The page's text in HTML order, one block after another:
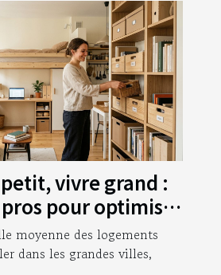
vivre grand :
pour optimiser
carré
moyenne des logements
dans les grandes villes,